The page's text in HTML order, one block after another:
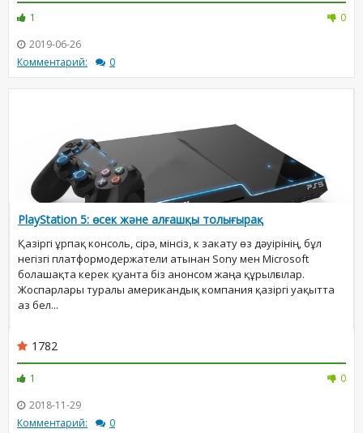
1
0
2019-06-26
Комментарий:
0
PlayStation 5: өсек және алғашқы толығырақ
Қазіргі ұрпақ консоль, сірә, мінсіз, к закату өз дәуірінің, бұл
негізгі платформодержатели атынан Sony мен Microsoft
болашақта керек қуанта біз анонсом жаңа құрылғылар.
Жоспарлары туралы американдық компания қазіргі уақытта
аз бел...
1782
1
0
2018-11-29
Комментарий:
0